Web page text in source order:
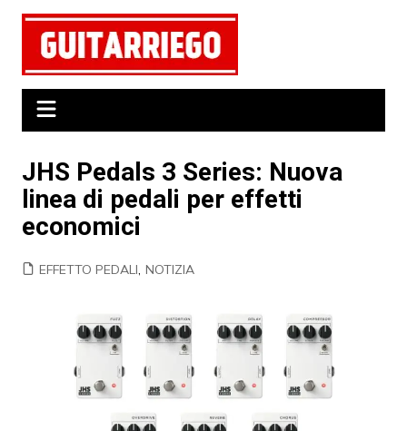
Salta
contenuto
JHS Pedals 3 Series: Nuova
linea di pedali per effetti
economici
EFFETTO PEDALI, NOTIZIA